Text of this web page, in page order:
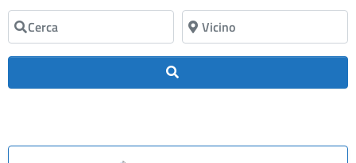
Cerca Vicino